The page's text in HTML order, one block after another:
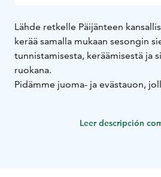
Lähde retkelle Päijänteen
kerää samalla mukaan sesongin
tunnistamisesta, keräämisestä ja
ruokana.
Pidämme juoma- ja evästauon,
arvokkaan Salpausselkä Geopark
Leer descripción